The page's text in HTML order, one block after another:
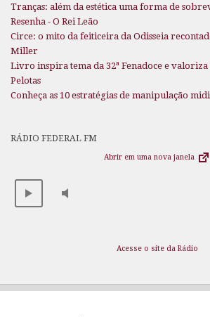
Tranças: além da estética uma forma de
Resenha - O Rei Leão
Circe: o mito da feiticeira da Odisseia
Miller
Livro inspira tema da 32ª Fenadoce e
Pelotas
Conheça as 10 estratégias de manipulação
RÁDIO FEDERAL FM
Abrir em uma nova janela
Acesse o site da Rádio